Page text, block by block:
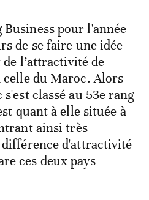
Business pour l'année
de se faire une idée
l’attractivité de
celle du Maroc. Alors
classé au 53e rang
quant à elle située à
ainsi très
d'attractivité
ces deux pays